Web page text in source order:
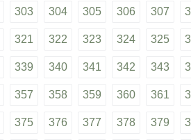
303 304 305 306 307
321 322 323 324 325
339 340 341 342 343
357 358 359 360 361
375 376 377 378 379